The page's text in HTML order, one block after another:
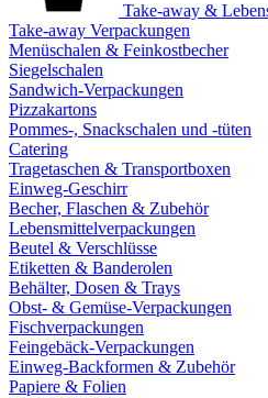
Take-away &
Take-away Verpackungen
Menüschalen & Feinkostbecher
Siegelschalen
Sandwich-Verpackungen
Pizzakartons
Pommes-, Snackschalen und -tüten
Catering
Tragetaschen & Transportboxen
Einweg-Geschirr
Becher, Flaschen & Zubehör
Lebensmittelverpackungen
Beutel & Verschlüsse
Etiketten & Banderolen
Behälter, Dosen & Trays
Obst- & Gemüse-Verpackungen
Fischverpackungen
Feingebäck-Verpackungen
Einweg-Backformen & Zubehör
Papiere & Folien